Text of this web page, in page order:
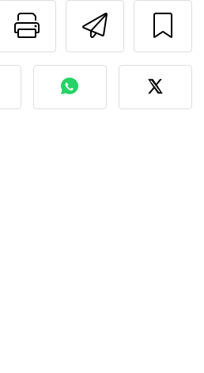
Invia
Stampa la
l'autore
foto di